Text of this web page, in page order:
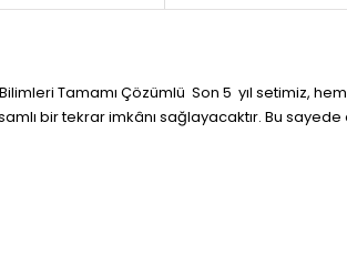
Tamamı Çözümlü Son 5 yıl setimiz,
bir tekrar imkânı sağlayacaktır. Bu